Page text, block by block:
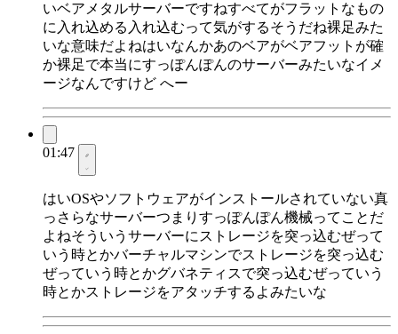
いベアメタルサーバーですねすべてがフラットなもの
に入れ込める入れ込むって気がするそうだね裸足みた
いな意味だよねはいなんかあのベアがベアフットが確
か裸足で本当にすっぽんぽんのサーバーみたいなイメ
ージなんですけど へー
01:47
はいOSやソフトウェアがインストールされていない真
っさらなサーバーつまりすっぽんぽん機械ってことだ
よねそういうサーバーにストレージを突っ込むぜって
いう時とかバーチャルマシンでストレージを突っ込む
ぜっていう時とかグバネティスで突っ込むぜっていう
時とかストレージをアタッチするよみたいな